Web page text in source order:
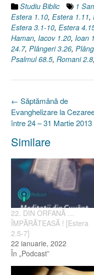
Studiu Biblic 1
Estera 1.10, Estera 1.11,
Estera 3.1-10, Estera
Haman, Iacov 1.20, Ioan
24.7, Plângeri 3.26,
Psalmul 68.5, Romani 2.8,
Post
navigation
← Săptămână de
Evanghelizare la
între 24 – 31 Martie 2013
Similare
22. DIN ORFANĂ …
ÎMPĂRĂTEASĂ ! [Estera
2.5-7]
22 ianuarie, 2022
În „Podcast”